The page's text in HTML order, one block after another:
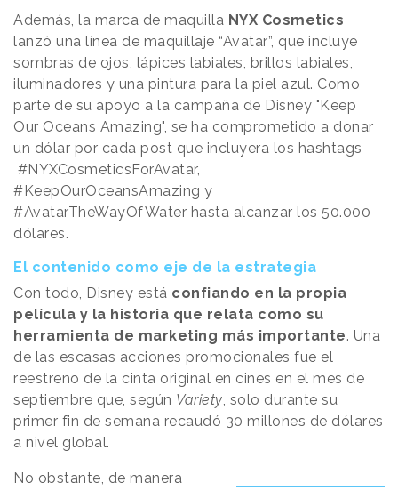
Además, la marca de maquilla NYX Cosmetics
lanzó una línea de maquillaje “Avatar”, que incluye
sombras de ojos, lápices labiales, brillos labiales,
iluminadores y una pintura para la piel azul. Como
parte de su apoyo a la campaña de Disney "Keep
Our Oceans Amazing", se ha comprometido a donar
un dólar por cada post que incluyera los hashtags
#NYXCosmeticsForAvatar,
#KeepOurOceansAmazing y
#AvatarTheWayOfWater hasta alcanzar los 50.000
dólares.
El contenido como eje de la estrategia
Con todo, Disney está confiando en la propia
película y la historia que relata como su
herramienta de marketing más importante. Una
de las escasas acciones promocionales fue el
reestreno de la cinta original en cines en el mes de
septiembre que, según Variety, solo durante su
primer fin de semana recaudó 30 millones de dólares
a nivel global.
No obstante, de manera